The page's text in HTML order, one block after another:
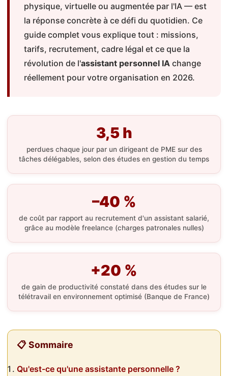
physique, virtuelle ou augmentée par l'IA — est
la réponse concrète à ce défi du quotidien. Ce
guide complet vous explique tout : missions,
tarifs, recrutement, cadre légal et ce que la
révolution de l'assistant personnel IA change
réellement pour votre organisation en 2026.
3,5 h
perdues chaque jour par un dirigeant de PME sur des
tâches délégables, selon des études en gestion du temps
–40 %
de coût par rapport au recrutement d'un assistant salarié,
grâce au modèle freelance (charges patronales nulles)
+20 %
de gain de productivité constaté dans des études sur le
télétravail en environnement optimisé (Banque de France)
📋 Sommaire
Qu'est-ce qu'une assistante personnelle ?